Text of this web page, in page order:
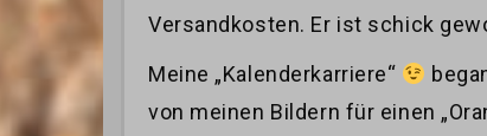
Versandkosten. Er ist schick
Meine „Kalenderkarriere“
von meinen Bildern für einen